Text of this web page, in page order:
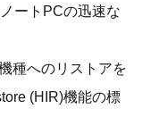
ートPCの迅速な
種へのリストアを
(HIR)機能の標